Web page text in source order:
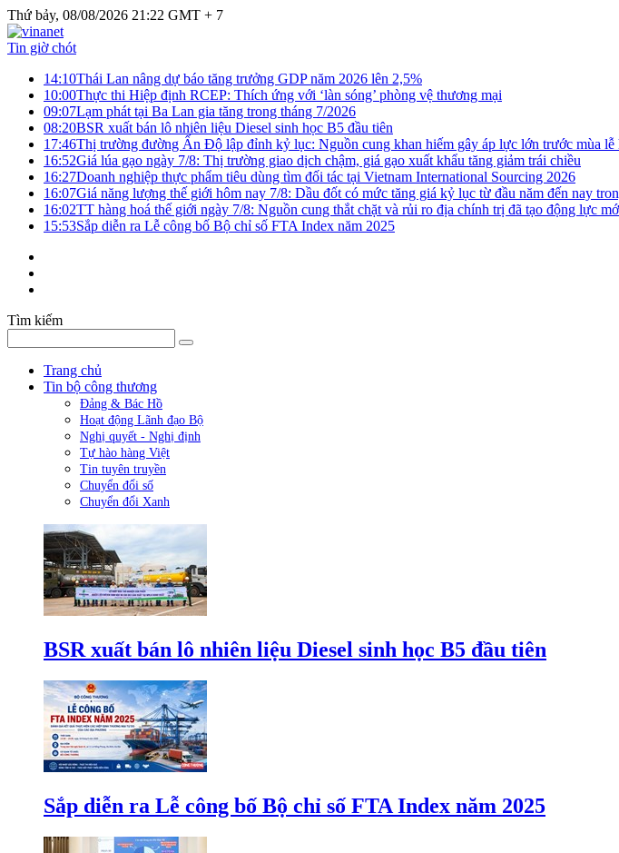
Thứ bảy, 08/08/2026 21:22 GMT + 7
Tin giờ chót
14:10Thái Lan nâng dự báo tăng trưởng GDP năm 2026 lên 2,5%
10:00Thực thi Hiệp định RCEP: Thích ứng với ‘làn sóng’ phòng vệ thương mại
09:07Lạm phát tại Ba Lan gia tăng trong tháng 7/2026
08:20BSR xuất bán lô nhiên liệu Diesel sinh học B5 đầu tiên
17:46Thị trường đường Ấn Độ lập đỉnh kỷ lục: Nguồn cung khan hiếm gây áp lực lớn trước mùa lễ
16:52Giá lúa gạo ngày 7/8: Thị trường giao dịch chậm, giá gạo xuất khẩu tăng giảm trái chiều
16:27Doanh nghiệp thực phẩm tiêu dùng tìm đối tác tại Vietnam International Sourcing 2026
16:07Giá năng lượng thế giới hôm nay 7/8: Dầu đốt có mức tăng giá kỷ lục từ đầu năm đến nay
16:02TT hàng hoá thế giới ngày 7/8: Nguồn cung thắt chặt và rủi ro địa chính trị đã tạo động lực
15:53Sắp diễn ra Lễ công bố Bộ chỉ số FTA Index năm 2025
Tìm kiếm
Trang chủ
Tin bộ công thương
Đảng & Bác Hồ
Hoạt động Lãnh đạo Bộ
Nghị quyết - Nghị định
Tự hào hàng Việt
Tin tuyên truyền
Chuyển đổi số
Chuyển đổi Xanh
BSR xuất bán lô nhiên liệu Diesel sinh học B5 đầu tiên
Sắp diễn ra Lễ công bố Bộ chỉ số FTA Index năm 2025